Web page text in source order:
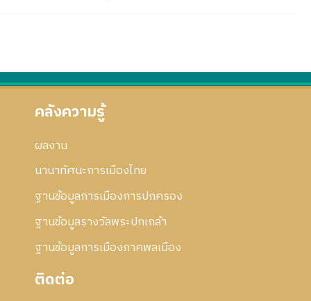
คลังความรู้
ผลงาน
นานาทัศนะการเมืองไทย
ฐานข้อมูลการเมืองการปกครอง
ฐานข้อมูลรางวัลพระปกเกล้า
ฐานข้อมูลการเมืองภาคพลเมือง
ติดต่อ